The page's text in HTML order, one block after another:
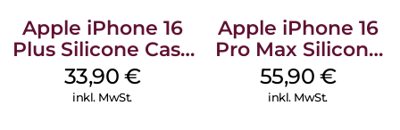
Apple iPhone 16
Plus Silicone Case
MagSafe Lake
Green
33,90 €
inkl. MwSt.
Apple iPhone 16
Pro Max Silicone
Case MagSafe
Stone Gray
55,90 €
inkl. MwSt.